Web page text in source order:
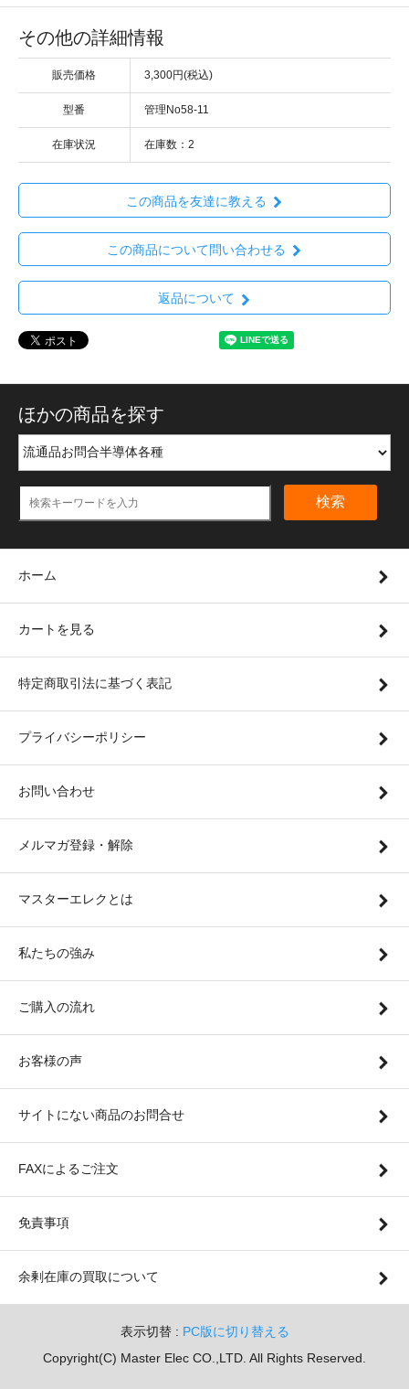
その他の詳細情報
販売価格 3,300円(税込)
型番 管理No58-11
在庫状況 在庫数：2
この商品を友達に教える
この商品について問い合わせる
返品について
ほかの商品を探す
検索
ホーム
カートを見る
特定商取引法に基づく表記
プライバシーポリシー
お問い合わせ
メルマガ登録・解除
マスターエレクとは
私たちの強み
ご購入の流れ
お客様の声
サイトにない商品のお問合せ
FAXによるご注文
免責事項
余剰在庫の買取について
表示切替 : PC版に切り替える
Copyright(C) Master Elec CO.,LTD. All Rights Reserved.